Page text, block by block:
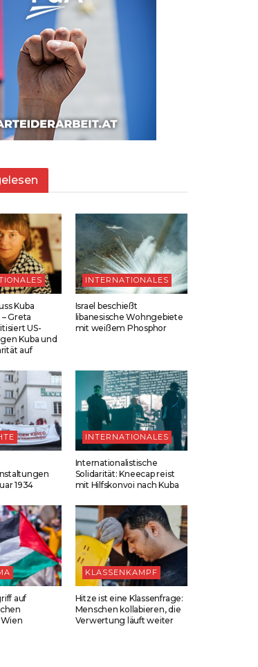
Kuba
Greta
US-
Kuba und
auf
INTERNATIONALES
Israel beschießt
libanesische Wohngebiete
mit weißem Phosphor
1934
INTERNATIONALES
Internationalistische
Solidarität: Kneecap reist
mit Hilfskonvoi nach Kuba
auf
KLASSENKAMPF
Hitze ist eine Klassenfrage:
Menschen kollabieren, die
Verwertung läuft weiter